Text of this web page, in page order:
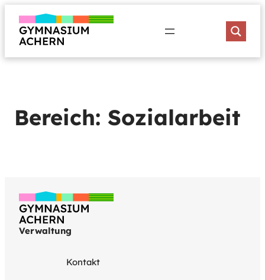
Inhalt
springen
Bereich: Sozialarbeit
Verwaltung
Kontakt